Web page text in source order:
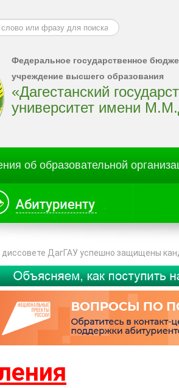
Федеральное государственное
учреждение высшего образования
«Дагестанский
университет имени
об образовательной
диссовете ДагГАУ успешно защищены